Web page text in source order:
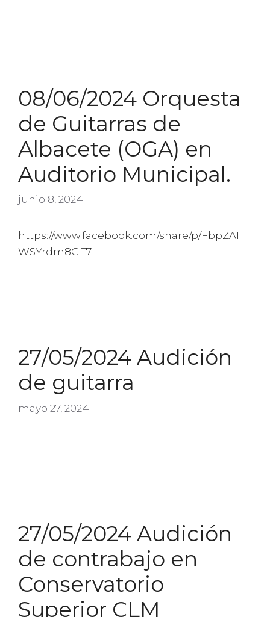
08/06/2024 Orquesta
de Guitarras de
Albacete (OGA) en
Auditorio Municipal.
junio 8, 2024
https://www.facebook.com/share/p/FbpZAH
WSYrdm8GF7
27/05/2024 Audición
de guitarra
mayo 27, 2024
27/05/2024 Audición
de contrabajo en
Conservatorio
Superior CLM